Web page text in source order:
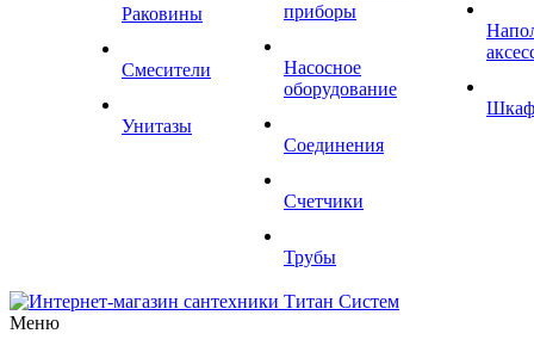
Раковины
Смесители
Унитазы
приборы
Насосное
оборудование
Соединения
Счетчики
Трубы
Меню